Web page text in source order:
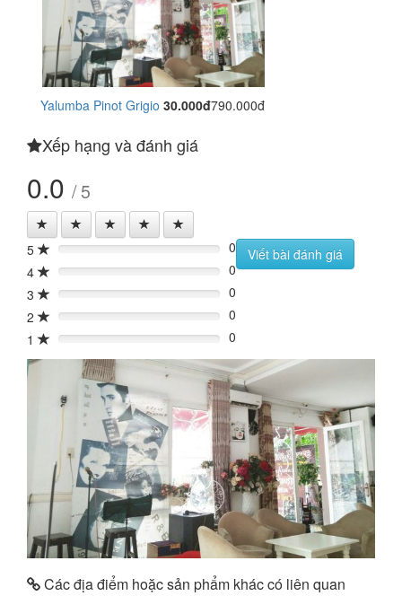
Yalumba Pinot Grigio 30.000đ790.000đ
Xếp hạng và đánh giá
0.0 / 5
5 0%
0
4
0%
0
3
0%
0
2
0%
0
1
0% 0
Viết bài đánh giá
Các địa điểm hoặc sản phẩm khác có liên quan